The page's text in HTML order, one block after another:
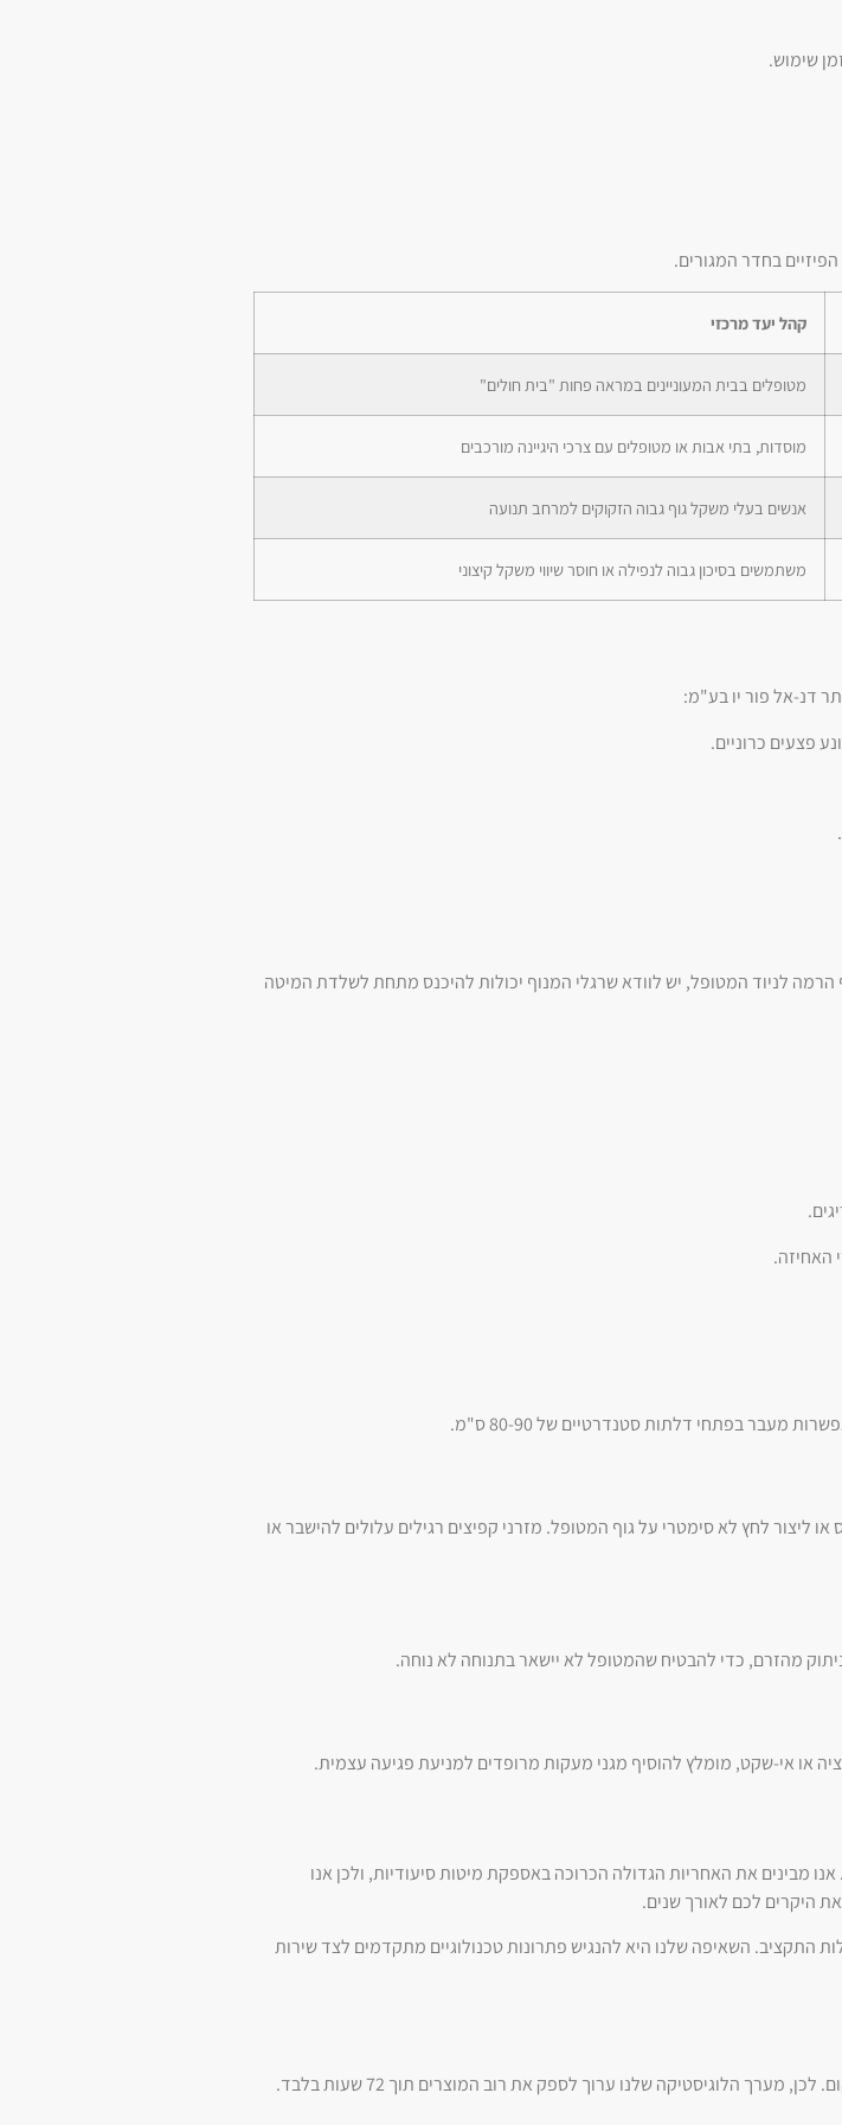
שימוש.
בחדר המגורים.
קהל יעד מרכזי
מטופלים בבית המעוניינים במראה פחות "בית חולים"
מוסדות, בתי אבות או מטופלים עם צרכי היגיינה מורכבים
אנשים בעלי משקל גוף גבוה הזקוקים למרחב תנועה
משתמשים בסיכון גבוה לנפילה או חוסר שיווי משקל קיצוני
דנ-אל פור יו בע"מ:
פצעים כרוניים.
לניוד המטופל, יש לוודא שרגלי המנוף יכולות להיכנס מתחת לשלדת המיטה
האחיזה.
מעבר בפתחי דלתות סטנדרטיים של 80-90 ס"מ.
ליצור לחץ לא סימטרי על גוף המטופל. מזרני קפיצים רגילים עלולים להישבר או
מהזרם, כדי להבטיח שהמטופל לא יישאר בתנוחה לא נוחה.
או אי-שקט, מומלץ להוסיף מגני מעקות מרופדים למניעת פגיעה עצמית.
לשפר את איכות חייה. אנו מבינים את האחריות הגדולה הכרוכה באספקת מיטות סיעודיות, ולכן אנו
היקרים לכם לאורך שנים.
התקציב. השאיפה שלנו היא להנגיש פתרונות טכנולוגיים מתקדמים לצד שירות
אנו מודעים לכך שהצורך במיטה סיעודית הוא לעיתים דחוף, במיוחד לאחר שחרור מבית חולים או מרכז שיקום. לכן, מערך הלוגיסטיקה שלנו ערוך לספק את רוב המוצרים תוך 72 שעות בלבד.